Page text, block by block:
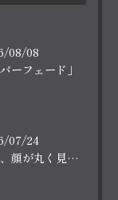
08/08
ーフェード」
07/24
「最近、顔が丸く見える。